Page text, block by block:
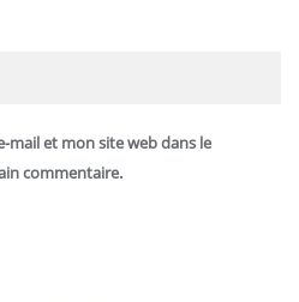
mail et mon site web dans le
commentaire.